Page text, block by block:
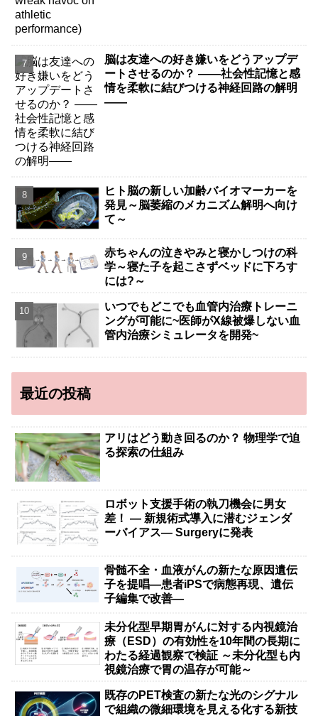
脳は友達への好き嫌いをどうアップデ
ートさせるのか？ ――社会性記憶と感
情を柔軟に結びつける神経回路の解明
――
ヒト脳の新しい加齢バイオマーカーを
発見～脳萎縮のメカニズム解明へ向け
て～
赤ちゃんの泣きやみと寝かしつけの科
学～寝た子を起こさずベッドに下ろす
には?～
いつでもどこでも血管内治療トレーニ
ングが可能に~医師がX線被爆しない血
管内治療シミュレータを開発~
最近の投稿
アリはどう動き回るのか？ 物理学で迫
る探索の仕組み
ロボット支援手術の執刀機会に男女
差！ — 新規術式導入に潜むジェンダ
ーバイアス— Surgeryに発表
骨髄不全・血液がんの新たな原因遺伝
子を提唱―患者iPSで病態再現、遺伝
子編集で改善―
未分化型早期胃がんに対する内視鏡治
療（ESD）の有効性を10年間の長期に
わたる経過観察で検証 ～未分化型も内
視鏡治療で胃の温存が可能～
既存のPET検査の新たな光のシグナル
で組織の微細環境を見える化する新技